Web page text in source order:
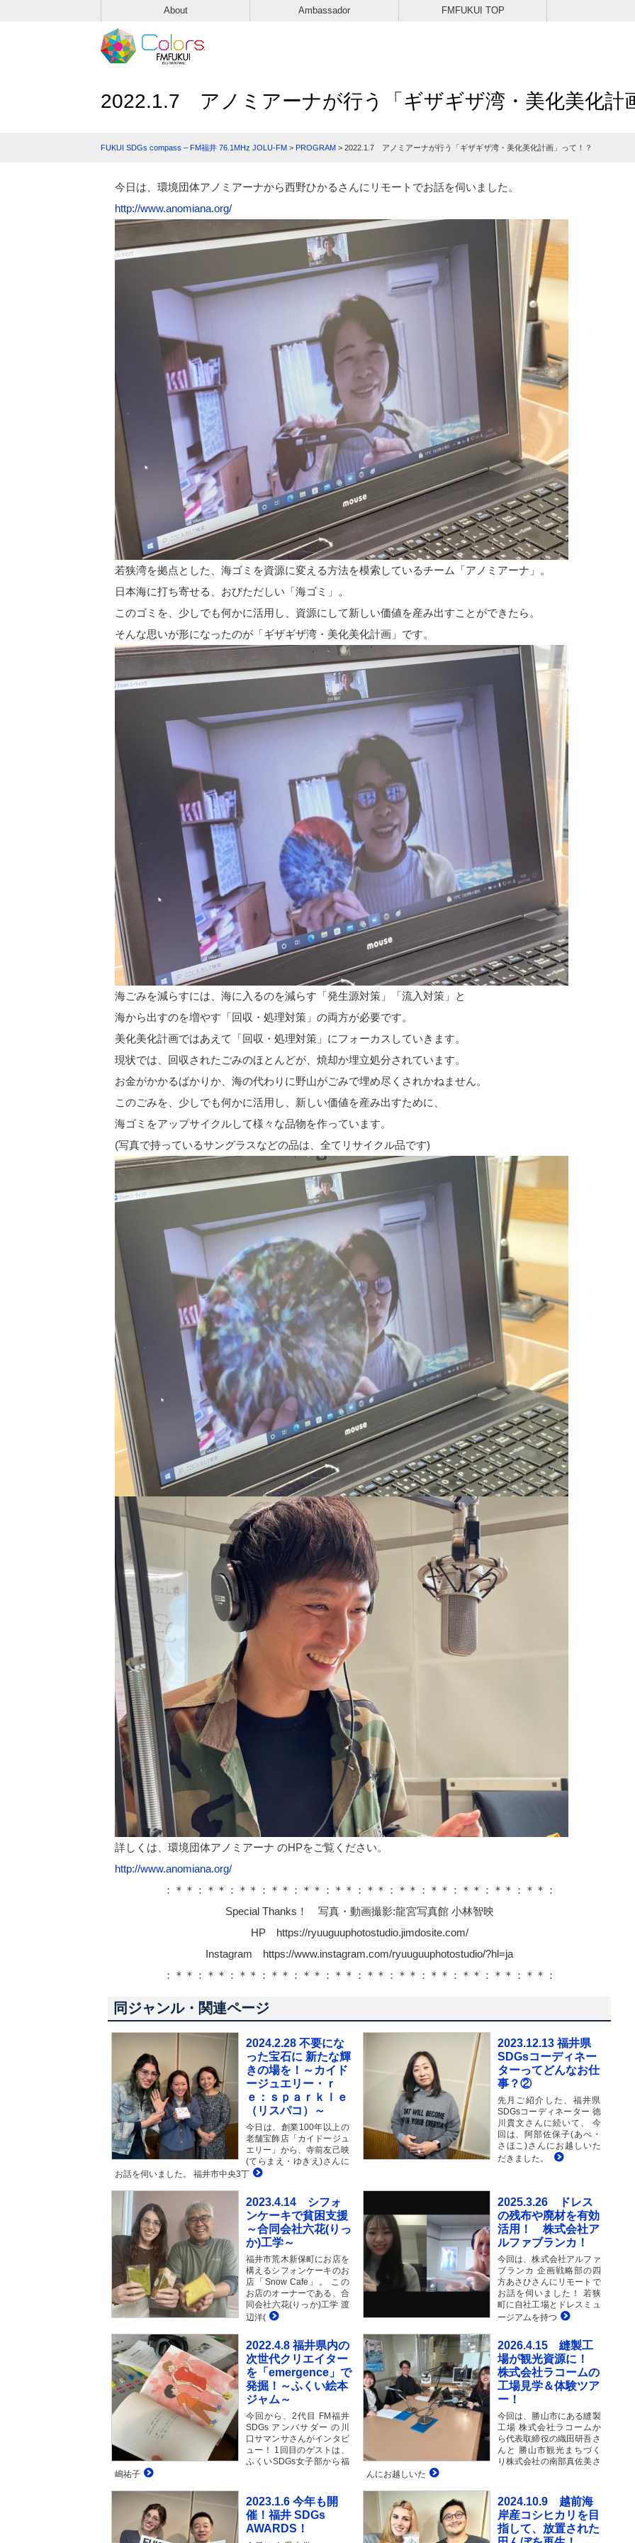
About Ambassador FMFUKUI TOP
2022.1.7 アノミアーナが行う「ギザギザ湾・美化美化計
FUKUI SDGs compass – FM福井 76.1MHz JOLU-FM > PROGRAM > 2022.1.7 アノミアーナが行う「ギザギザ湾・美化美化計画」って！？
今日は、環境団体アノミアーナから西野ひかるさんにリモートでお話を伺いました。
http://www.anomiana.org/
若狭湾を拠点とした、海ゴミを資源に変える方法を模索しているチーム「アノミアーナ」。
日本海に打ち寄せる、おびただしい「海ゴミ」。
このゴミを、少しでも何かに活用し、資源にして新しい価値を産み出すことができたら。
そんな思いが形になったのが「ギザギザ湾・美化美化計画」です。
海ごみを減らすには、海に入るのを減らす「発生源対策」「流入対策」と
海から出すのを増やす「回収・処理対策」の両方が必要です。
美化美化計画ではあえて「回収・処理対策」にフォーカスしていきます。
現状では、回収されたごみのほとんどが、焼却か埋立処分されています。
お金がかかるばかりか、海の代わりに野山がごみで埋め尽くされかねません。
このごみを、少しでも何かに活用し、新しい価値を産み出すために、
海ゴミをアップサイクルして様々な品物を作っています。
(写真で持っているサングラスなどの品は、全てリサイクル品です)
詳しくは、環境団体アノミアーナ のHPをご覧ください。
http://www.anomiana.org/
：＊＊：＊＊：＊＊：＊＊：＊＊：＊＊：＊＊：＊＊：＊＊：＊＊：＊＊：＊＊：
Special Thanks！ 写真・動画撮影:龍宮写真館 小林智映
HP https://ryuuguuphotostudio.jimdosite.com/
Instagram https://www.instagram.com/ryuuguuphotostudio/?hl=ja
：＊＊：＊＊：＊＊：＊＊：＊＊：＊＊：＊＊：＊＊：＊＊：＊＊：＊＊：＊＊：
同ジャンル・関連ページ
2024.2.28 不要にな
った宝石に 新たな輝
きの場を！～カイド
ージュエリー・ｒ
ｅ：ｓｐａｒｋｌｅ
（リスパコ）～
今日は、創業100年以上の
老舗宝飾店「カイドージュ
エリー」から、寺前友己映
(てらまえ・ゆきえ)さんに
お話を伺いました。 福井市中央3丁
2023.12.13 福井県
SDGsコーディネー
ターってどんなお仕
事？②
先月ご紹介した、福井県
SDGsコーディネーター 徳
川貴文さんに続いて、 今
回は、阿部佐保子(あべ・
さほこ)さんにお越しいた
だきました。
2023.4.14 シフォ
ンケーキで貧困支援
～合同会社六花(りっ
か)工学～
福井市荒木新保町にお店を
構えるシフォンケーキのお
店「Snow Cafe」。 この
お店のオーナーである、合
同会社六花(りっか)工学 渡
辺洋(
2025.3.26 ドレス
の残布や廃材を有効
活用！ 株式会社ア
ルファブランカ！
今回は、株式会社アルファ
ブランカ 企画戦略部の四
方あさひさんにリモートで
お話を伺いました！ 若狭
町に自社工場とドレスミュ
ージアムを持つ
2022.4.8 福井県内の
次世代クリエイター
を「emergence」で
発掘！～ふくい絵本
ジャム～
今回から、2代目 FM福井
SDGs アンバサダー の川
口サマンサさんがインタビ
ュー！ 1回目のゲストは、
ふくいSDGs女子部から福
嶋祐子
2026.4.15 縫製工
場が観光資源に！
株式会社ラコームの
工場見学＆体験ツア
ー！
今回は、勝山市にある縫製
工場 株式会社ラコームか
ら代表取締役の織田研吾さ
んと 勝山市観光まちづく
り株式会社の南部真佐美さ
んにお越しいた
2023.1.6 今年も開
催！福井 SDGs
AWARDS！
2024.10.9 越前海
岸産コシヒカリを目
指して、放置された